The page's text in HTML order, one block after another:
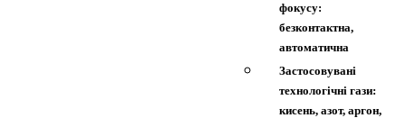
фокусу:
безконтактна,
автоматична
Застосовувані
технологічні гази:
кисень, азот, аргон,